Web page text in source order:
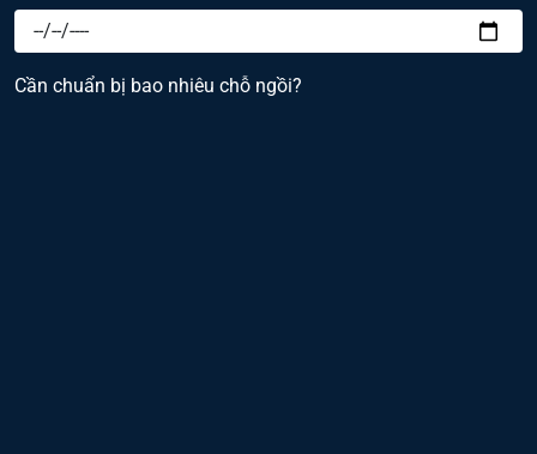
Cần chuẩn bị bao nhiêu chỗ ngồi?